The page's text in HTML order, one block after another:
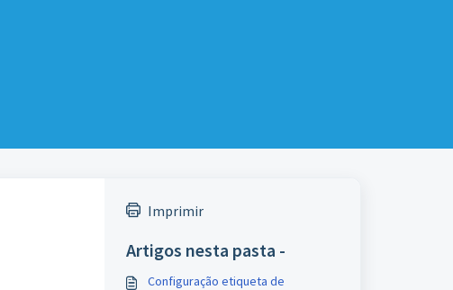
Imprimir
Artigos nesta pasta -
Configuração etiqueta de